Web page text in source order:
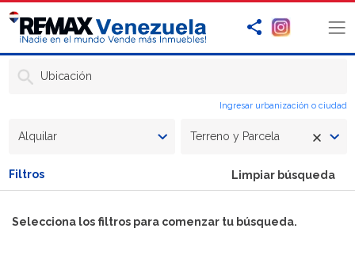
Ubicación
Ingresar urbanización o ciudad
Alquilar Terreno y Parcela
Filtros Limpiar búsqueda
Selecciona los filtros para comenzar tu búsqueda.